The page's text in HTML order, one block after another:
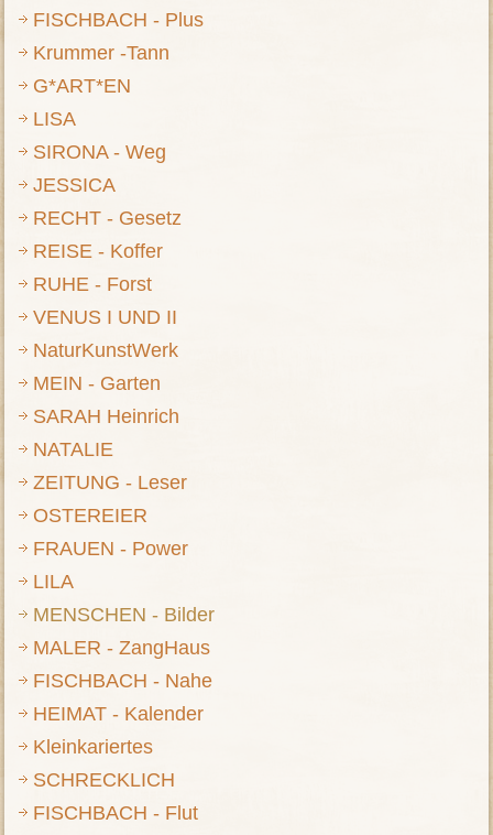
FISCHBACH - Plus
Krummer -Tann
G*ART*EN
LISA
SIRONA - Weg
JESSICA
RECHT - Gesetz
REISE - Koffer
RUHE - Forst
VENUS I UND II
NaturKunstWerk
MEIN - Garten
SARAH Heinrich
NATALIE
ZEITUNG - Leser
OSTEREIER
FRAUEN - Power
LILA
MENSCHEN - Bilder
MALER - ZangHaus
FISCHBACH - Nahe
HEIMAT - Kalender
Kleinkariertes
SCHRECKLICH
FISCHBACH - Flut